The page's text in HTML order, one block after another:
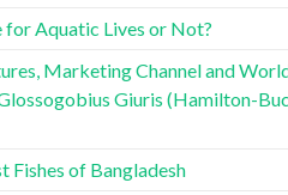
for Aquatic Lives or Not?
Marketing Channel and
Giuris (Hamilton-
Fishes of Bangladesh